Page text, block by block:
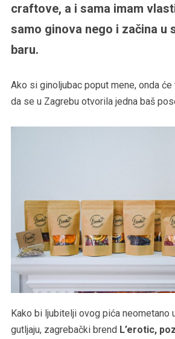
craftove, a i sama imam
samo ginova nego i začina u
baru.
Ako si ginoljubac poput mene, onda
da se u Zagrebu otvorila jedna baš
Kako bi ljubitelji ovog pića neometano
gutljaju, zagrebački brend L’erotic,